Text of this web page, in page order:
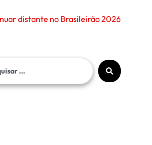
distante no Brasileirão 2026